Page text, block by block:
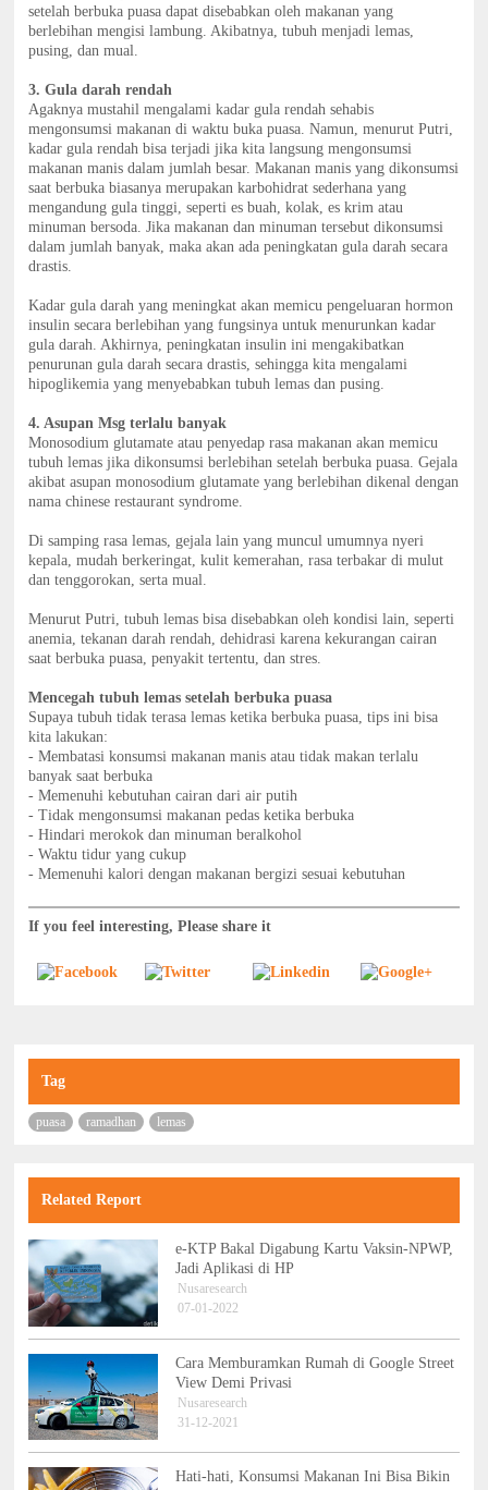
setelah berbuka puasa dapat disebabkan oleh makanan yang
berlebihan mengisi lambung. Akibatnya, tubuh menjadi lemas,
pusing, dan mual.
3. Gula darah rendah
Agaknya mustahil mengalami kadar gula rendah sehabis
mengonsumsi makanan di waktu buka puasa. Namun, menurut Putri,
kadar gula rendah bisa terjadi jika kita langsung mengonsumsi
makanan manis dalam jumlah besar. Makanan manis yang dikonsumsi
saat berbuka biasanya merupakan karbohidrat sederhana yang
mengandung gula tinggi, seperti es buah, kolak, es krim atau
minuman bersoda. Jika makanan dan minuman tersebut dikonsumsi
dalam jumlah banyak, maka akan ada peningkatan gula darah secara
drastis.
Kadar gula darah yang meningkat akan memicu pengeluaran hormon
insulin secara berlebihan yang fungsinya untuk menurunkan kadar
gula darah. Akhirnya, peningkatan insulin ini mengakibatkan
penurunan gula darah secara drastis, sehingga kita mengalami
hipoglikemia yang menyebabkan tubuh lemas dan pusing.
4. Asupan Msg terlalu banyak
Monosodium glutamate atau penyedap rasa makanan akan memicu
tubuh lemas jika dikonsumsi berlebihan setelah berbuka puasa. Gejala
akibat asupan monosodium glutamate yang berlebihan dikenal dengan
nama chinese restaurant syndrome.
Di samping rasa lemas, gejala lain yang muncul umumnya nyeri
kepala, mudah berkeringat, kulit kemerahan, rasa terbakar di mulut
dan tenggorokan, serta mual.
Menurut Putri, tubuh lemas bisa disebabkan oleh kondisi lain, seperti
anemia, tekanan darah rendah, dehidrasi karena kekurangan cairan
saat berbuka puasa, penyakit tertentu, dan stres.
Mencegah tubuh lemas setelah berbuka puasa
Supaya tubuh tidak terasa lemas ketika berbuka puasa, tips ini bisa
kita lakukan:
- Membatasi konsumsi makanan manis atau tidak makan terlalu
banyak saat berbuka
- Memenuhi kebutuhan cairan dari air putih
- Tidak mengonsumsi makanan pedas ketika berbuka
- Hindari merokok dan minuman beralkohol
- Waktu tidur yang cukup
- Memenuhi kalori dengan makanan bergizi sesuai kebutuhan
If you feel interesting, Please share it
Tag
puasa ramadhan lemas
Related Report
e-KTP Bakal Digabung Kartu Vaksin-NPWP,
Jadi Aplikasi di HP
Nusaresearch
07-01-2022
Cara Memburamkan Rumah di Google Street
View Demi Privasi
Nusaresearch
31-12-2021
Hati-hati, Konsumsi Makanan Ini Bisa Bikin